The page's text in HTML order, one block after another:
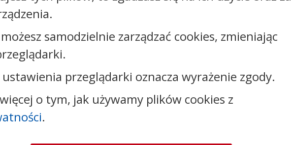
faks: +48523326054
skrytka ePUAP: /9k7lj1f1ur/SkrytkaESP
www.warlubie.pl
samodzielnie zarządzać cookies, zmieniając
przeglądarki oznacza wyrażenie zgody.
o tym, jak używamy plików cookies z
.